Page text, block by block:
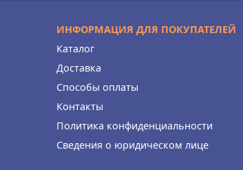
ИНФОРМАЦИЯ ДЛЯ ПОКУПАТЕЛЕЙ
Каталог
Доставка
Способы оплаты
Контакты
Политика конфиденциальности
Сведения о юридическом лице